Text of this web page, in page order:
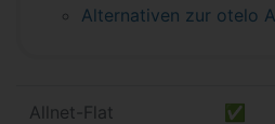
Alternativen zur otelo
Allnet-Flat ✅